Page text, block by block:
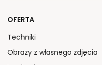
OFERTA
Techniki
Obrazy z własnego zdjęcia